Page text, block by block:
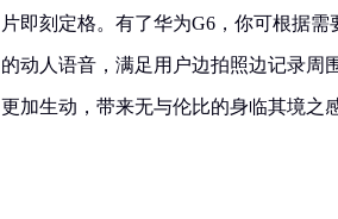
片即刻定格。有了华为G6，你可根据
的动人语音，满足用户边拍照边记录周
更加生动，带来无与伦比的身临其境之感